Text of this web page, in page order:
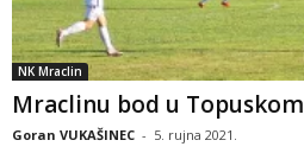
NK Mraclin
Mraclinu bod u Topuskom
Goran VUKAŠINEC - 5. rujna 2021.